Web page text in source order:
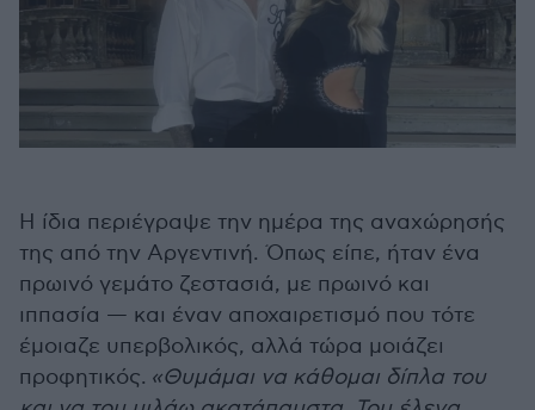
Η ίδια περιέγραψε την ημέρα της αναχώρησής
της από την Αργεντινή. Όπως είπε, ήταν ένα
πρωινό γεμάτο ζεστασιά, με πρωινό και
ιππασία — και έναν αποχαιρετισμό που τότε
έμοιαζε υπερβολικός, αλλά τώρα μοιάζει
προφητικός. «Θυμάμαι να κάθομαι δίπλα του